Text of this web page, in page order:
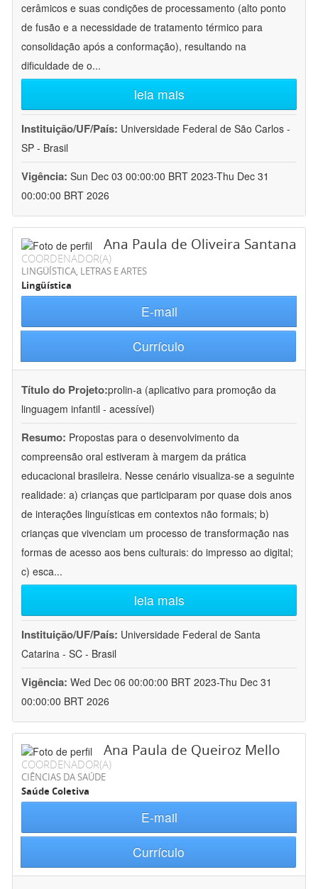
cerâmicos e suas condições de processamento (alto ponto
de fusão e a necessidade de tratamento térmico para
consolidação após a conformação), resultando na
dificuldade de o...
leia mais
Instituição/UF/País: Universidade Federal de São Carlos -
SP - Brasil
Vigência: Sun Dec 03 00:00:00 BRT 2023-Thu Dec 31
00:00:00 BRT 2026
Ana Paula de Oliveira Santana
COORDENADOR(A)
LINGÜÍSTICA, LETRAS E ARTES
Lingüística
E-mail
Currículo
Título do Projeto:prolin-a (aplicativo para promoção da
linguagem infantil - acessível)
Resumo: Propostas para o desenvolvimento da
compreensão oral estiveram à margem da prática
educacional brasileira. Nesse cenário visualiza-se a seguinte
realidade: a) crianças que participaram por quase dois anos
de interações linguísticas em contextos não formais; b)
crianças que vivenciam um processo de transformação nas
formas de acesso aos bens culturais: do impresso ao digital;
c) esca...
leia mais
Instituição/UF/País: Universidade Federal de Santa
Catarina - SC - Brasil
Vigência: Wed Dec 06 00:00:00 BRT 2023-Thu Dec 31
00:00:00 BRT 2026
Ana Paula de Queiroz Mello
COORDENADOR(A)
CIÊNCIAS DA SAÚDE
Saúde Coletiva
E-mail
Currículo